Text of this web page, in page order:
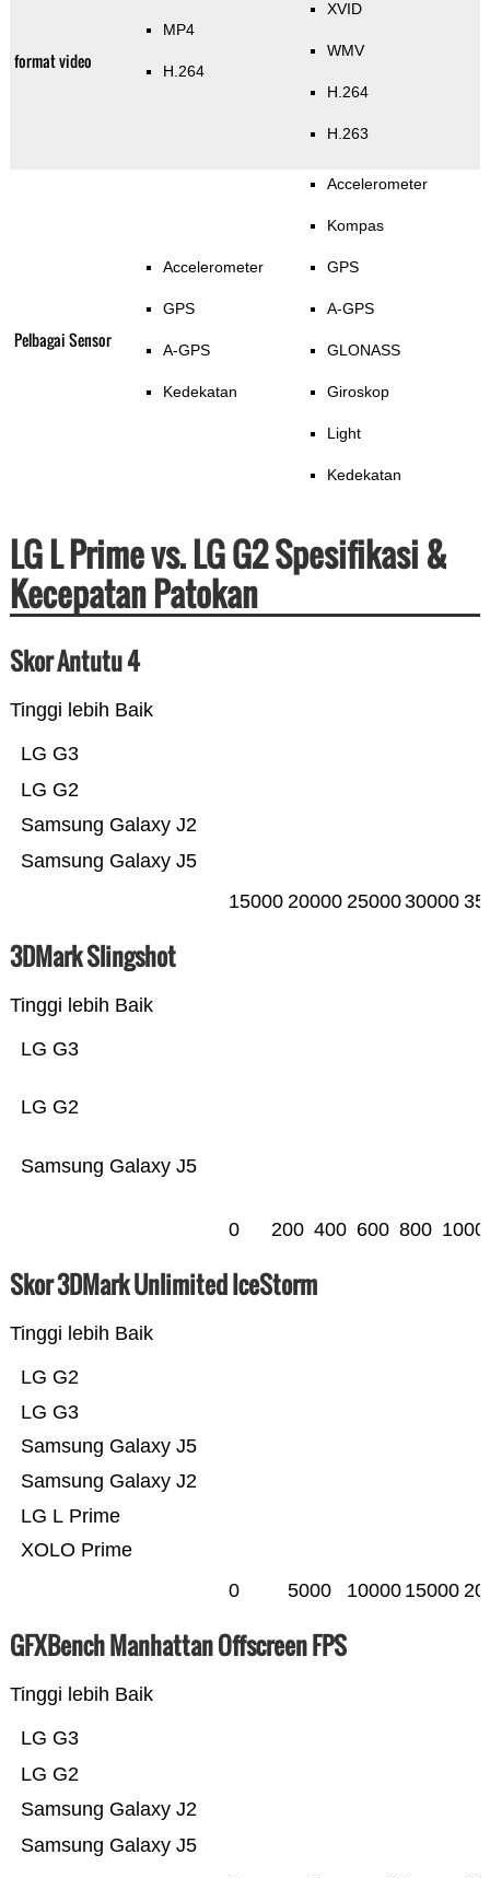
format video
MP4
H.264
XVID
WMV
H.264
H.263
Pelbagai Sensor
Accelerometer
GPS
A-GPS
Kedekatan
Accelerometer
Kompas
GPS
A-GPS
GLONASS
Giroskop
Light
Kedekatan
LG L Prime vs. LG G2 Spesifikasi &
Kecepatan Patokan
Skor Antutu 4
Tinggi lebih Baik
Samsung Galaxy J5
Samsung Galaxy J2
LG G2
LG G3
15000 20000 2500030000
3DMark Slingshot
Tinggi lebih Baik
Samsung Galaxy J5
LG G2
LG G3
0 200 400 600 800 1000
Skor 3DMark Unlimited IceStorm
Tinggi lebih Baik
XOLO Prime
LG L Prime
Samsung Galaxy J2
Samsung Galaxy J5
LG G3
LG G2
0 5000 10000 15000
GFXBench Manhattan Offscreen FPS
Tinggi lebih Baik
Samsung Galaxy J5
Samsung Galaxy J2
LG G2
LG G3